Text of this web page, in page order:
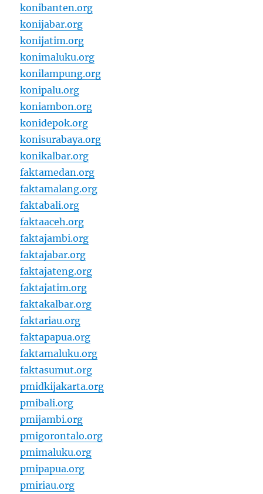
konibanten.org
konijabar.org
konijatim.org
konimaluku.org
konilampung.org
konipalu.org
koniambon.org
konidepok.org
konisurabaya.org
konikalbar.org
faktamedan.org
faktamalang.org
faktabali.org
faktaaceh.org
faktajambi.org
faktajabar.org
faktajateng.org
faktajatim.org
faktakalbar.org
faktariau.org
faktapapua.org
faktamaluku.org
faktasumut.org
pmidkijakarta.org
pmibali.org
pmijambi.org
pmigorontalo.org
pmimaluku.org
pmipapua.org
pmiriau.org